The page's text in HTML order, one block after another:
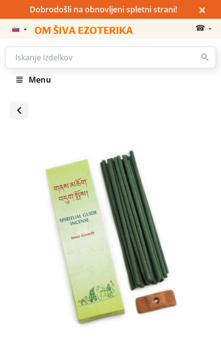
Dobrodošli na obnovljeni spletni strani! ×
☎
Menu